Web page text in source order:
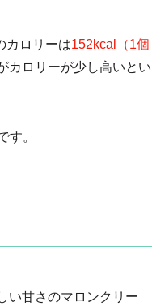
カロリーは152kcal（1個
カロリーが少し高いとい
す。
い甘さのマロンクリー